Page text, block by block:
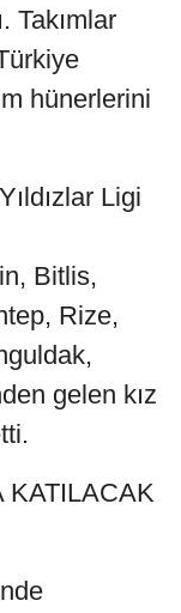
Takımlar
hünerlerini
Ligi
Bitlis,
Rize,
gelen kız
KATILACAK